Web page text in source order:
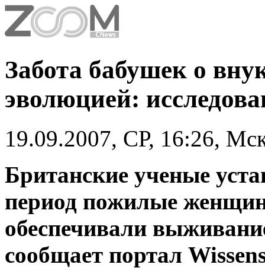
Забота бабушек о
эволюцией:
19.09.2007, СР, 16:26,
Британские ученые
период пожилые
обеспечивали
сообщает портал